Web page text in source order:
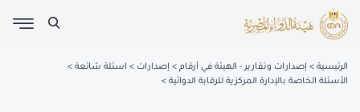
الرئيسية إصدارات وتقارير - الهيئة في أرقام إصدارات
اسئلة شائعة
الأسئلة الخاصة بالإدارة المركزية للرقابة الدوائية